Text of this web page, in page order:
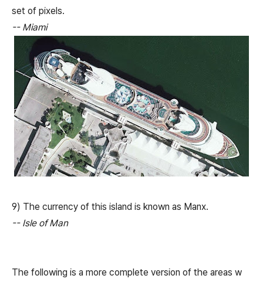
set of pixels.
-- Miami
9) The currency of this island is known as Manx.
-- Isle of Man
The following is a more complete version of the areas w